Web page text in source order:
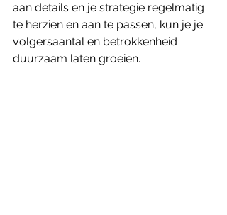
aan details en je strategie regelmatig
te herzien en aan te passen, kun je je
volgersaantal en betrokkenheid
duurzaam laten groeien.